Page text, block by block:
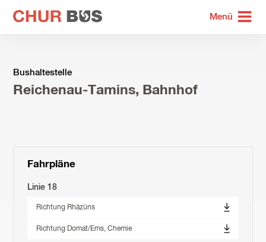
zur
Startseite
Menü
Bushaltestelle
Reichenau-Tamins, Bahnhof
Fahrpläne
Linie 18
Richtung Rhäzüns
Richtung Domat/Ems, Chemie